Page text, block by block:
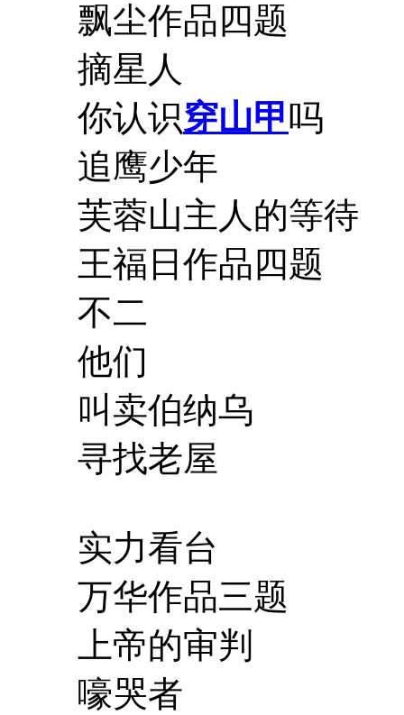
飘尘作品四题
摘星人
你认识穿山甲吗
追鹰少年
芙蓉山主人的等待
王福日作品四题
不二
他们
叫卖伯纳乌
寻找老屋
实力看台
万华作品三题
上帝的审判
嚎哭者